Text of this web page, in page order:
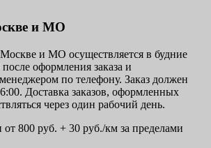
и МО
и МО осуществляется в будние
оформления заказа и
по телефону. Заказ должен
Доставка заказов, оформленных
через один рабочий день.
от 800 руб. + 30 руб./км за пределами